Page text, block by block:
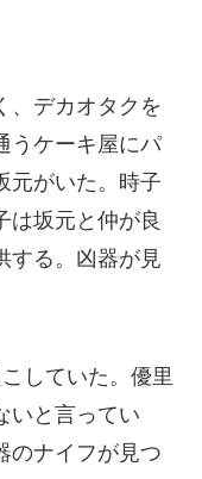
、デカオタクを
うケーキ屋にパ
元がいた。時子
は坂元と仲が良
する。凶器が見
していた。優里
いと言ってい
のナイフが見つ